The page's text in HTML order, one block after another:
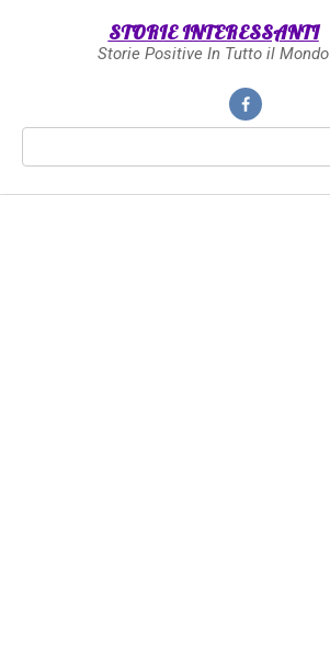
STORIE INTERESSANTI
Storie Positive In Tutto il Mondo